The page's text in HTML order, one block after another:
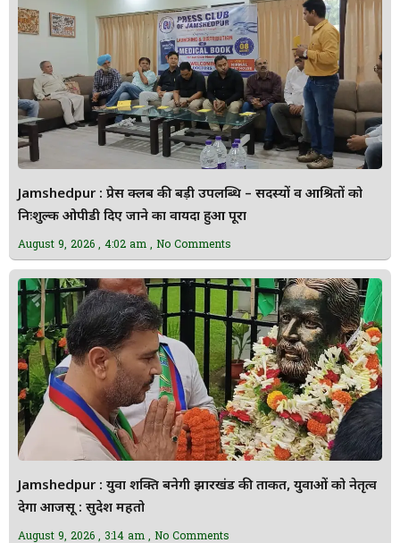
Jamshedpur : प्रेस क्लब की बड़ी उपलब्धि – सदस्यों व आश्रितों को
निःशुल्क ओपीडी दिए जाने का वायदा हुआ पूरा
August 9, 2026 4:02 am No Comments
Jamshedpur : युवा शक्ति बनेगी झारखंड की ताकत, युवाओं को नेतृत्व
देगा आजसू : सुदेश महतो
August 9, 2026 3:14 am No Comments